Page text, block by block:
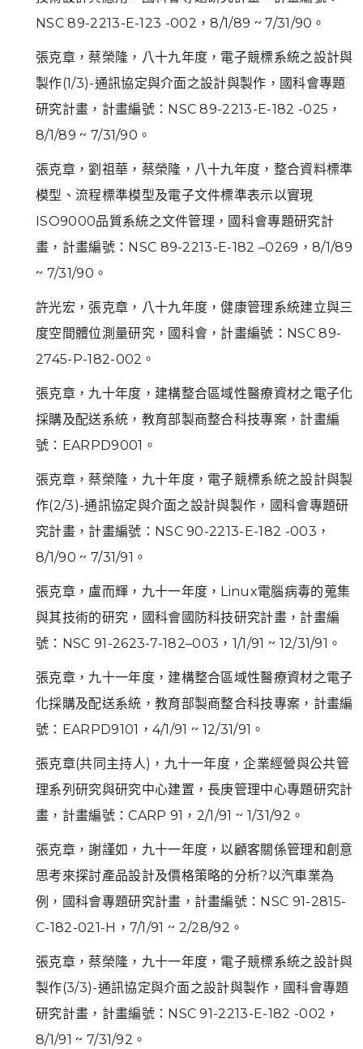
NSC 89-2213-E-123 -002，8/1/89 ~ 7/31/90。
張克章，蔡榮隆，八十九年度，電子競標系統之設計與
製作(1/3)-通訊協定與介面之設計與製作，國科會專題
研究計畫，計畫編號：NSC 89-2213-E-182 -025，
8/1/89 ~ 7/31/90。
張克章，劉祖華，蔡榮隆，八十九年度，整合資料標準
模型、流程標準模型及電子文件標準表示以實現
ISO9000品質系統之文件管理，國科會專題研究計
畫，計畫編號：NSC 89-2213-E-182 –0269，8/1/89
~ 7/31/90。
許光宏，張克章，八十九年度，健康管理系統建立與三
度空間體位測量研究，國科會，計畫編號：NSC 89-
2745-P-182-002。
張克章，九十年度，建構整合區域性醫療資材之電子化
採購及配送系統，教育部製商整合科技專案，計畫編
號：EARPD9001。
張克章，蔡榮隆，九十年度，電子競標系統之設計與製
作(2/3)-通訊協定與介面之設計與製作，國科會專題研
究計畫，計畫編號：NSC 90-2213-E-182 -003，
8/1/90 ~ 7/31/91。
張克章，盧而輝，九十一年度，Linux電腦病毒的蒐集
與其技術的研究，國科會國防科技研究計畫，計畫編
號：NSC 91-2623-7-182–003，1/1/91 ~ 12/31/91。
張克章，九十一年度，建構整合區域性醫療資材之電子
化採購及配送系統，教育部製商整合科技專案，計畫編
號：EARPD9101，4/1/91 ~ 12/31/91。
張克章(共同主持人)，九十一年度，企業經營與公共管
理系列研究與研究中心建置，長庚管理中心專題研究計
畫，計畫編號：CARP 91，2/1/91 ~ 1/31/92。
張克章，謝謹如，九十一年度，以顧客關係管理和創意
思考來探討產品設計及價格策略的分析?以汽車業為
例，國科會專題研究計畫，計畫編號：NSC 91-2815-
C-182-021-H，7/1/91 ~ 2/28/92。
張克章，蔡榮隆，九十一年度，電子競標系統之設計與
製作(3/3)-通訊協定與介面之設計與製作，國科會專題
研究計畫，計畫編號：NSC 91-2213-E-182 -002，
8/1/91 ~ 7/31/92。